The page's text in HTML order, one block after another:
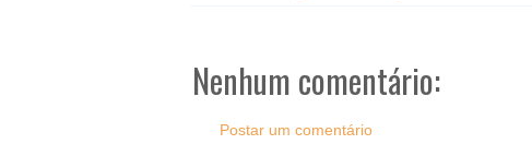
Nenhum comentário:
Postar um comentário